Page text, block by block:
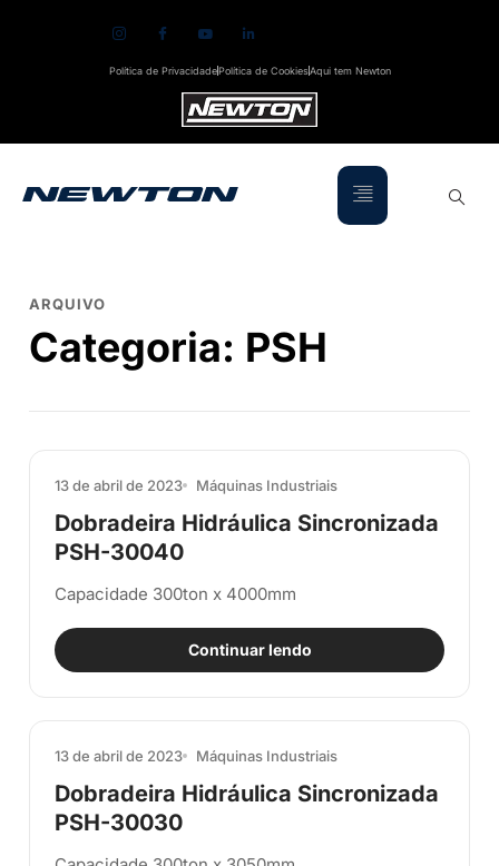
Política de PrivacidadePolítica de CookiesAqui tem Newton
ARQUIVO
Categoria: PSH
13 de abril de 2023 Máquinas Industriais
Dobradeira Hidráulica Sincronizada
PSH-30040
Capacidade 300ton x 4000mm
Continuar lendo
13 de abril de 2023 Máquinas Industriais
Dobradeira Hidráulica Sincronizada
PSH-30030